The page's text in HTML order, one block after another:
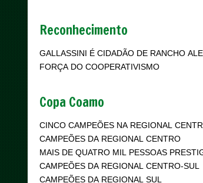
Reconhecimento
GALLASSINI É CIDADÃO DE RANCHO
FORÇA DO COOPERATIVISMO
Copa Coamo
CINCO CAMPEÕES NA REGIONAL
CAMPEÕES DA REGIONAL CENTRO
MAIS DE QUATRO MIL PESSOAS
CAMPEÕES DA REGIONAL CENTRO-SUL
CAMPEÕES DA REGIONAL SUL